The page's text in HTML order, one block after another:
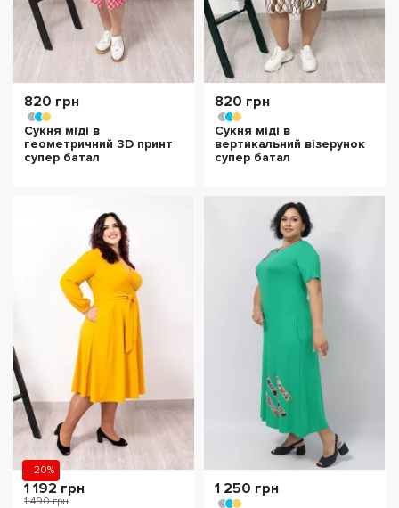
820 грн
Сукня міді в
геометричний 3D принт
супер батал
820 грн
Сукня міді в
вертикальний візерунок
супер батал
- 20%
1 192 грн
1 490 грн
1 250 грн